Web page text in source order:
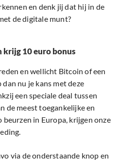
en denk jij dat hij in de
de digitale munt?
krijg 10 euro bonus
en wellicht Bitcoin of een
nu je kans met deze
een speciale deal tussen
de meest toegankelijke en
in Europa, krijgen onze
via de onderstaande knop en